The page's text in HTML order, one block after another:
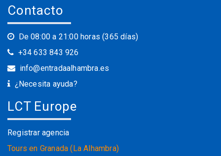
Contacto
De 08:00 a 21:00 horas (365 días)
+34 633 843 926
info@entradaalhambra.es
¿Necesita ayuda?
LCT Europe
Registrar agencia
Tours en Granada (La Alhambra)